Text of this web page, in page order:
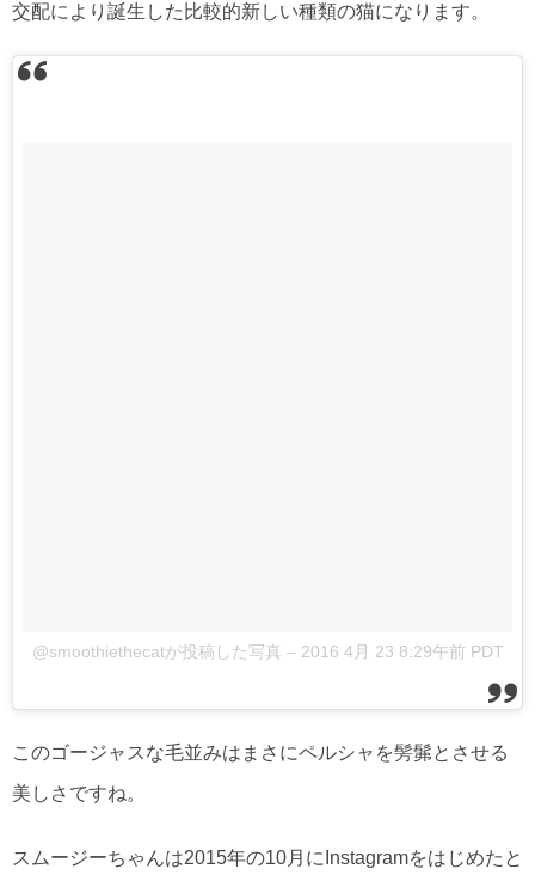
交配により誕生した比較的新しい種類の猫になります。
@smoothiethecatが投稿した写真 – 2016 4月 23 8:29午前 PDT
このゴージャスな毛並みはまさにペルシャを髣髴とさせる
美しさですね。
スムージーちゃんは2015年の10月にInstagramをはじめたと